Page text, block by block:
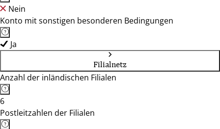
Nein
Konto mit sonstigen besonderen Bedingungen
Ja
Filialnetz
Anzahl der inländischen Filialen
6
Postleitzahlen der Filialen